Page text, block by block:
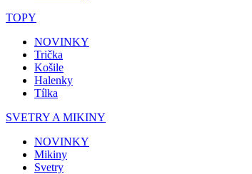
TOPY
NOVINKY
Trička
Košile
Halenky
Tílka
SVETRY A MIKINY
NOVINKY
Mikiny
Svetry